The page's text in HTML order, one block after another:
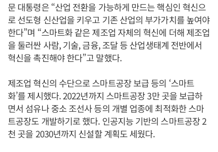
문 대통령은 “산업 전환을 가능하게 만드는 핵심인 혁신으
로 선도형 신산업을 키우고 기존 산업의 부가가치를 높여야
한다”며 “스마트화 같은 제조업 자체의 혁신에 더해 제조업
을 둘러싼 사람, 기술, 금융, 조달 등 산업생태계 전반에서
혁신을 촉진해야 한다”고 말했다.
제조업 혁신의 수단으로 스마트공장 보급 등의 ‘스마트
화’를 제시했다. 2022년까지 스마트공장 3만 곳을 보급하
면서 섬유나 중소 조선사 등의 개별 업종에 최적화한 스마
트공장도 개발하기로 했다. 인공지능 기반의 스마트공장 2
천 곳을 2030년까지 신설할 계획도 세웠다.